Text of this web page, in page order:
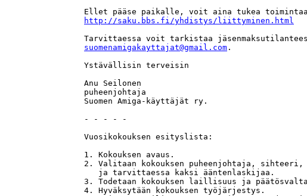
http://saku.bbs.fi/yhdistys/liittyminen.html
suomenamigakayttajat@gmail.com .
Ystävällisin terveisin
Anu Seilonen
puheenjohtaja
Suomen Amiga-käyttäjät ry.
- - - - -
Vuosikokouksen esityslista:
1. Kokouksen avaus.
2. Valitaan kokouksen puheenjohtaja,
   ja tarvittaessa kaksi ääntenlaskijaa.
3. Todetaan kokouksen laillisuus ja
4. Hyväksytään kokouksen työjärjestys.